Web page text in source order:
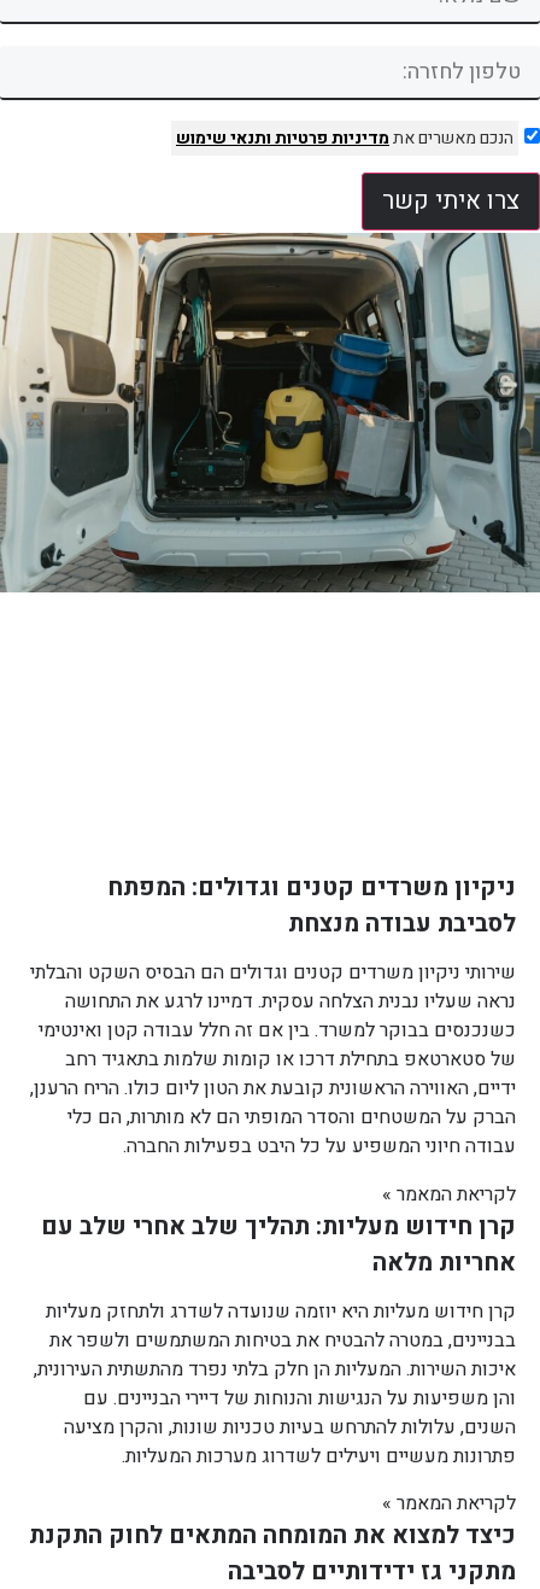
הנכם מאשרים אתמדיניות פרטיותותנאי שימוש
צרו איתי קשר
ניקיון משרדים קטנים וגדולים: המפתח
לסביבת עבודה מנצחת
שירותי ניקיון משרדים קטנים וגדולים הם הבסיס השקט והבלתי
נראה שעליו נבנית הצלחה עסקית. דמיינו לרגע את התחושה
כשנכנסים בבוקר למשרד. בין אם זה חלל עבודה קטן ואינטימי
של סטארטאפ בתחילת דרכו או קומות שלמות בתאגיד רחב
ידיים, האווירה הראשונית קובעת את הטון ליום כולו. הריח הרענן,
הברק על המשטחים והסדר המופתי הם לא מותרות, הם כלי
עבודה חיוני המשפיע על כל היבט בפעילות החברה.
לקריאת המאמר »
קרן חידוש מעליות: תהליך שלב אחרי שלב עם
אחריות מלאה
קרן חידוש מעליות היא יוזמה שנועדה לשדרג ולתחזק מעליות
בבניינים, במטרה להבטיח את בטיחות המשתמשים ולשפר את
איכות השירות. המעליות הן חלק בלתי נפרד מהתשתית העירונית,
והן משפיעות על הנגישות והנוחות של דיירי הבניינים. עם
השנים, עלולות להתרחש בעיות טכניות שונות, והקרן מציעה
פתרונות מעשיים ויעילים לשדרוג מערכות המעליות.
לקריאת המאמר »
כיצד למצוא את המומחה המתאים לחוק התקנת
מתקני גז ידידותיים לסביבה